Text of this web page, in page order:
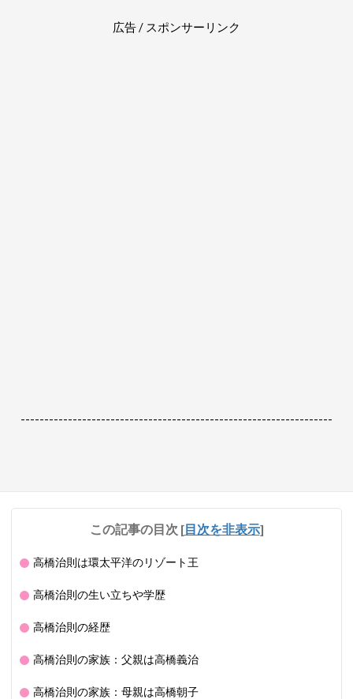
広告 / スポンサーリンク
------------------------------------------------------------------
この記事の目次 [目次を非表示]
高橋治則は環太平洋のリゾート王
高橋治則の生い立ちや学歴
高橋治則の経歴
高橋治則の家族：父親は高橋義治
高橋治則の家族：母親は高橋朝子